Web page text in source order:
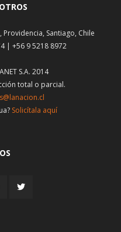
Santiago, Chile
| +56 9 5218 8972
S.A. 2014
total o parcial.
Solicítala aquí